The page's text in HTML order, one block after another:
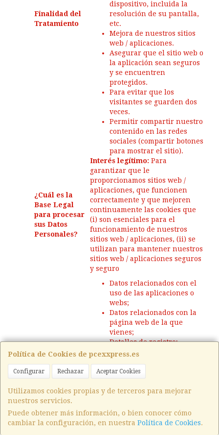
Finalidad del
Tratamiento
dispositivo, incluida la
resolución de su pantalla,
etc.
Mejora de nuestros sitios
web / aplicaciones.
Asegurar que el sitio web o
la aplicación sean seguros
y se encuentren
protegidos.
Para evitar que los
visitantes se guarden dos
veces.
Permitir compartir nuestro
contenido en las redes
sociales (compartir botones
para mostrar el sitio).
¿Cuál es la
Base Legal
para procesar
sus Datos
Personales?
Interés legítimo: Para
garantizar que le
proporcionamos sitios web /
aplicaciones, que funcionen
correctamente y que mejoren
continuamente las cookies que
(i) son esenciales para el
funcionamiento de nuestros
sitios web / aplicaciones, (ii) se
utilizan para mantener nuestros
sitios web / aplicaciones seguros
y seguro
¿Qué Datos
Personales
podemos tener
sobre Usted?
Datos relacionados con el
uso de las aplicaciones o
webs;
Datos relacionados con la
página web de la que
vienes;
Detalles de registro;
Páginas que visitaste;
Anuncios en los que haces
Productos que buscas;
Duración de tu visita;
Productos que
Política de Cookies de pcexxpress.es
Configurar Rechazar Aceptar Cookies
Utilizamos cookies propias y de terceros para mejorar
nuestros servicios.
Puede obtener más información, o bien conocer cómo
cambiar la configuración, en nuestra Política de Cookies.